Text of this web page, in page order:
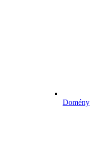
Domény